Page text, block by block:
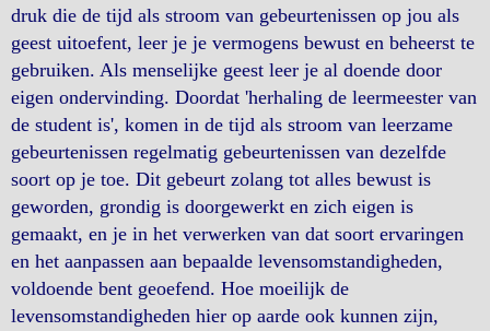
druk die de tijd als stroom van gebeurtenissen op jou als
geest uitoefent, leer je je vermogens bewust en beheerst te
gebruiken. Als menselijke geest leer je al doende door
eigen ondervinding. Doordat 'herhaling de leermeester van
de student is', komen in de tijd als stroom van leerzame
gebeurtenissen regelmatig gebeurtenissen van dezelfde
soort op je toe. Dit gebeurt zolang tot alles bewust is
geworden, grondig is doorgewerkt en zich eigen is
gemaakt, en je in het verwerken van dat soort ervaringen
en het aanpassen aan bepaalde levensomstandigheden,
voldoende bent geoefend. Hoe moeilijk de
levensomstandigheden hier op aarde ook kunnen zijn,